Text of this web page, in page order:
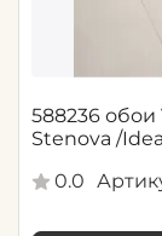
588236 обои
Stenova /
0.0